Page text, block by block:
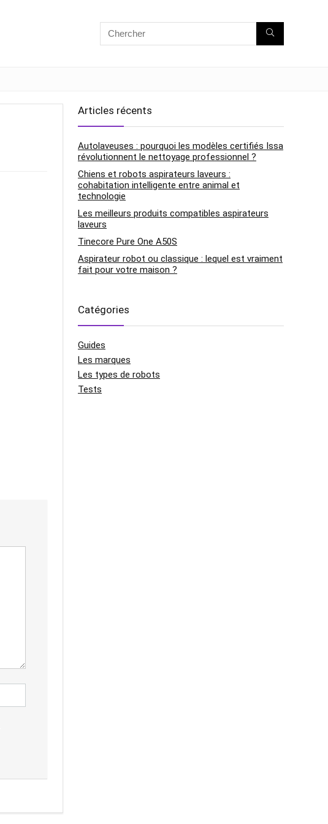
Articles récents
Autolaveuses : pourquoi les modèles certifiés Issa
révolutionnent le nettoyage professionnel ?
Chiens et robots aspirateurs laveurs :
cohabitation intelligente entre animal et
technologie
Les meilleurs produits compatibles aspirateurs
laveurs
Tinecore Pure One A50S
Aspirateur robot ou classique : lequel est vraiment
fait pour votre maison ?
Catégories
Guides
Les marques
Les types de robots
Tests